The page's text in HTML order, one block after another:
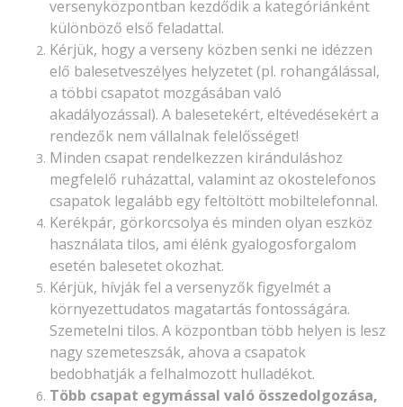
versenyközpontban kezdődik a kategóriánként
különböző első feladattal.
Kérjük, hogy a verseny közben senki ne idézzen
elő balesetveszélyes helyzetet (pl. rohangálással,
a többi csapatot mozgásában való
akadályozással). A balesetekért, eltévedésekért a
rendezők nem vállalnak felelősséget!
Minden csapat rendelkezzen kiránduláshoz
megfelelő ruházattal, valamint az okostelefonos
csapatok legalább egy feltöltött mobiltelefonnal.
Kerékpár, görkorcsolya és minden olyan eszköz
használata tilos, ami élénk gyalogosforgalom
esetén balesetet okozhat.
Kérjük, hívják fel a versenyzők figyelmét a
környezettudatos magatartás fontosságára.
Szemetelni tilos. A központban több helyen is lesz
nagy szemeteszsák, ahova a csapatok
bedobhatják a felhalmozott hulladékot.
Több csapat egymással való összedolgozása,